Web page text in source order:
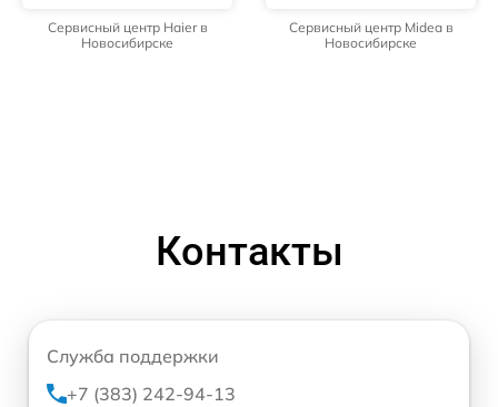
Сервисный центр Haier в
Новосибирске
Сервисный центр Midea в
Новосибирске
Контакты
Служба поддержки
+7 (383) 242-94-13